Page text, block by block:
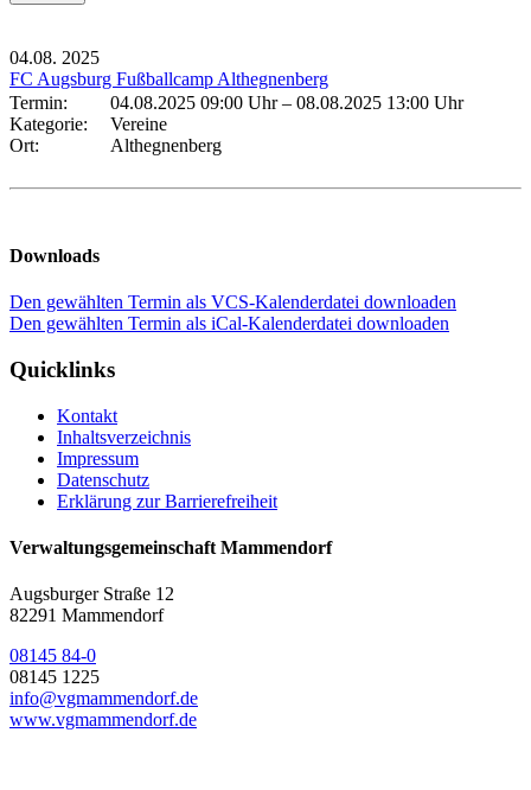
04.08. 2025
FC Augsburg Fußballcamp Althegnenberg
Termin:
04.08.2025 09:00 Uhr– 08.08.2025 13:00 Uhr
Kategorie:
Vereine
Ort:
Althegnenberg
Downloads
Den gewählten Termin als VCS-Kalenderdatei downloaden
Den gewählten Termin als iCal-Kalenderdatei downloaden
Quicklinks
Kontakt
Inhaltsverzeichnis
Impressum
Datenschutz
Erklärung zur Barrierefreiheit
Verwaltungsgemeinschaft Mammendorf
Augsburger Straße 12
82291 Mammendorf
08145 84-0
08145 1225
info@vgmammendorf.de
www.vgmammendorf.de